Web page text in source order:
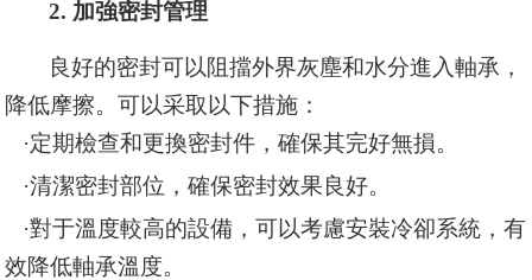
2. 加強密封管理
良好的密封可以阻擋外界灰塵和水分進入軸承，
降低摩擦。可以采取以下措施：
·定期檢查和更換密封件，確保其完好無損。
·清潔密封部位，確保密封效果良好。
·對于溫度較高的設備，可以考慮安裝冷卻系統，有
效降低軸承溫度。